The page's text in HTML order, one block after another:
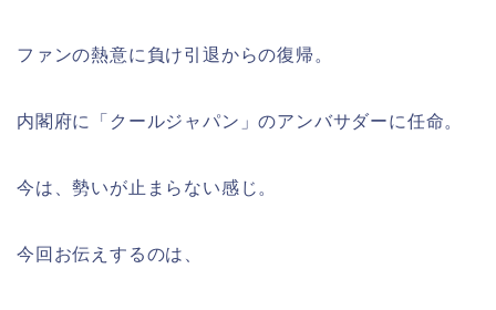
ファンの熱意に負け引退からの復帰。
内閣府に「クールジャパン」のアンバサダーに任命。
今は、勢いが止まらない感じ。
今回お伝えするのは、